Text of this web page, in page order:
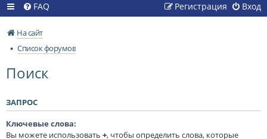
FAQ Вход
Регистрация
На сайт
Список форумов
Поиск
ЗАПРОС
Ключевые слова:
Вы можете использовать +, чтобы определить слова, которые